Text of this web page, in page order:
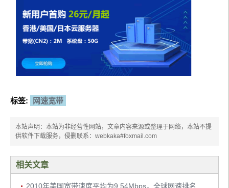
标签: 网速宽带
本站声明：本站为非经营性网站，文章内容来源或整理于网络，本站不提
供软件下载服务，侵删联系：webkaka#foxmail.com
相关文章